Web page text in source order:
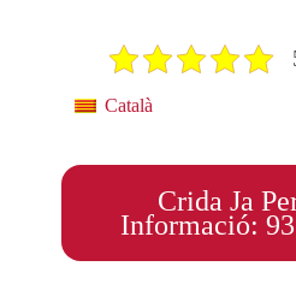
Català
Crida Ja
Informació: